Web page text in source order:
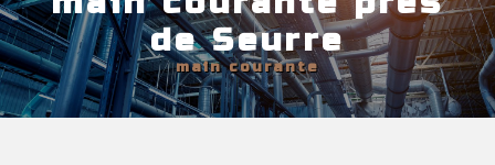
de Seurre
main courante